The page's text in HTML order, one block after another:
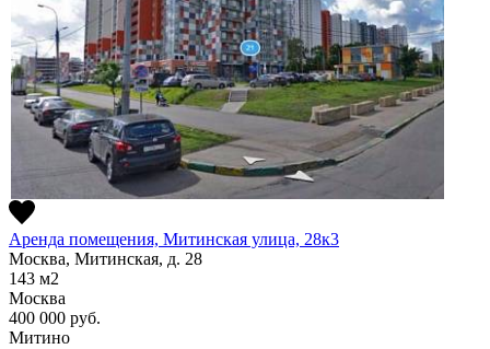
Аренда помещения, Митинская улица, 28к3
Москва, Митинская, д. 28
143 м2
Москва
400 000 руб.
Митино